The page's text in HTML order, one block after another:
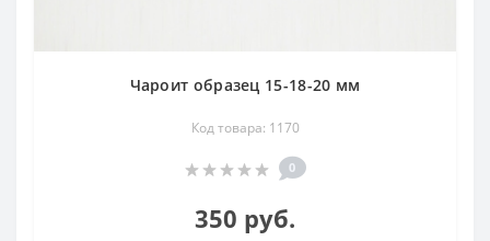
Чароит образец 15-18-20 мм
Код товара: 1170
0
350 руб.